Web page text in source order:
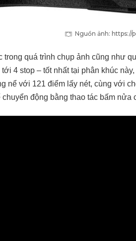
Nguồn ảnh: https://
quá trình chụp ảnh cũng như
4 stop – tốt nhất tại phân khúc
nể với 121 điểm lấy nét, cùng với
động bằng thao tác bấm nửa